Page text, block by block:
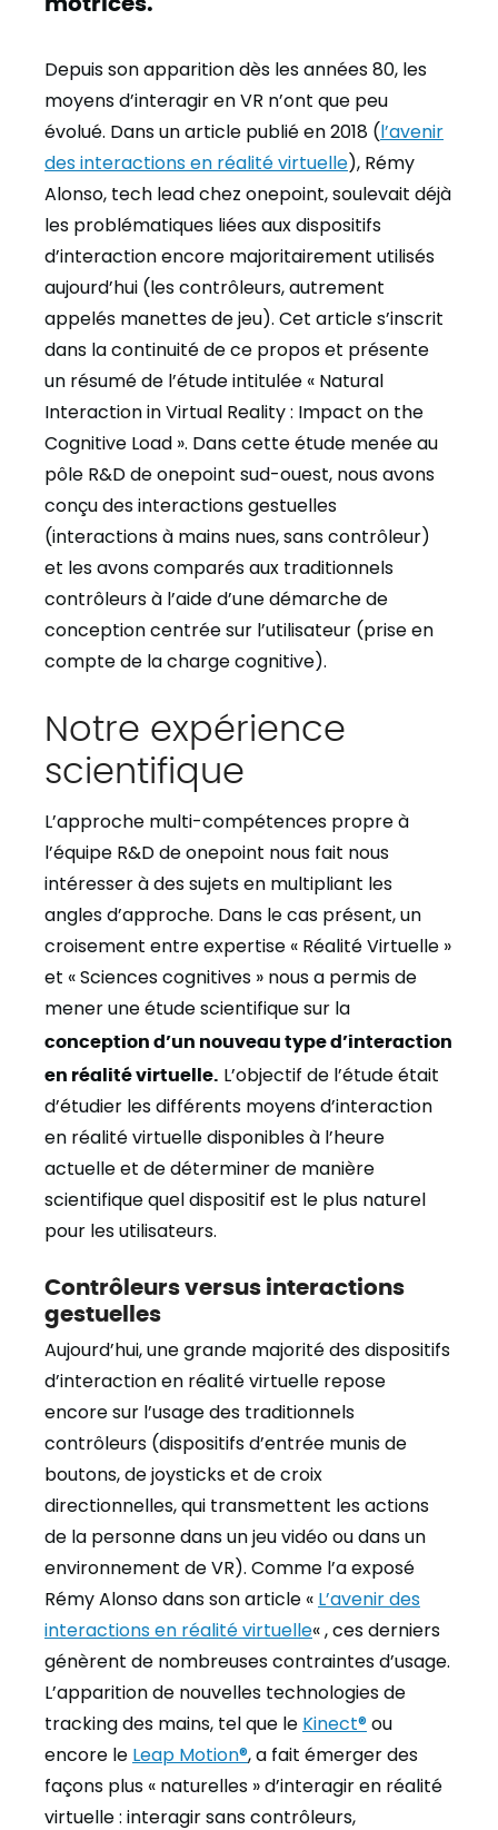
Depuis son apparition dès les années 80, les
moyens d’interagir en VR n’ont que peu
évolué. Dans un article publié en 2018 (l’avenir
des interactions en réalité virtuelle), Rémy
Alonso, tech lead chez onepoint, soulevait déjà
les problématiques liées aux dispositifs
d’interaction encore majoritairement utilisés
aujourd’hui (les contrôleurs, autrement
appelés manettes de jeu). Cet article s’inscrit
dans la continuité de ce propos et présente
un résumé de l’étude intitulée « Natural
Interaction in Virtual Reality : Impact on the
Cognitive Load ». Dans cette étude menée au
pôle R&D de onepoint sud-ouest, nous avons
conçu des interactions gestuelles
(interactions à mains nues, sans contrôleur)
et les avons comparés aux traditionnels
contrôleurs à l’aide d’une démarche de
conception centrée sur l’utilisateur (prise en
compte de la charge cognitive).
Notre expérience
scientifique
L’approche multi-compétences propre à
l’équipe R&D de onepoint nous fait nous
intéresser à des sujets en multipliant les
angles d’approche. Dans le cas présent, un
croisement entre expertise « Réalité Virtuelle »
et « Sciences cognitives » nous a permis de
mener une étude scientifique sur la
conception d’un nouveau type d’interaction
en réalité virtuelle. L’objectif de l’étude était
d’étudier les différents moyens d’interaction
en réalité virtuelle disponibles à l’heure
actuelle et de déterminer de manière
scientifique quel dispositif est le plus naturel
pour les utilisateurs.
Contrôleurs versus interactions
gestuelles
Aujourd’hui, une grande majorité des dispositifs
d’interaction en réalité virtuelle repose
encore sur l’usage des traditionnels
contrôleurs (dispositifs d’entrée munis de
boutons, de joysticks et de croix
directionnelles, qui transmettent les actions
de la personne dans un jeu vidéo ou dans un
environnement de VR). Comme l’a exposé
Rémy Alonso dans son article « L’avenir des
interactions en réalité virtuelle« , ces derniers
génèrent de nombreuses contraintes d’usage.
L’apparition de nouvelles technologies de
tracking des mains, tel que le Kinect®ou
encore le Leap Motion®, a fait émerger des
façons plus « naturelles » d’interagir en réalité
virtuelle : interagir sans contrôleurs,